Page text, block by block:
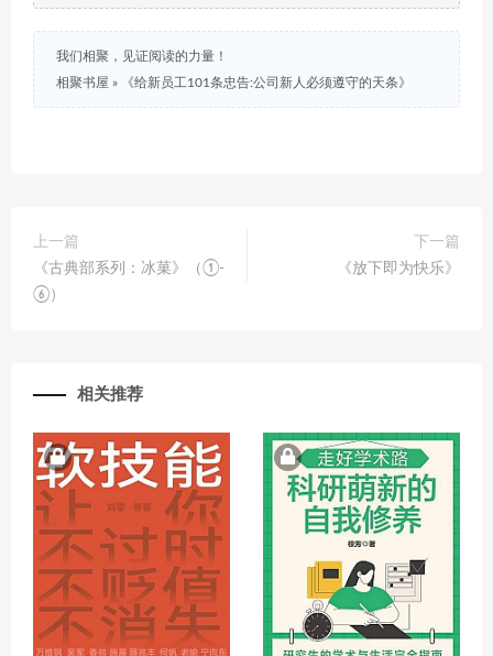
我们相聚，见证阅读的力量！
相聚书屋 » 《给新员工101条忠告:公司新人必须遵守的天条》
上一篇
《古典部系列：冰菓》（①-
⑥）
下一篇
《放下即为快乐》
相关推荐